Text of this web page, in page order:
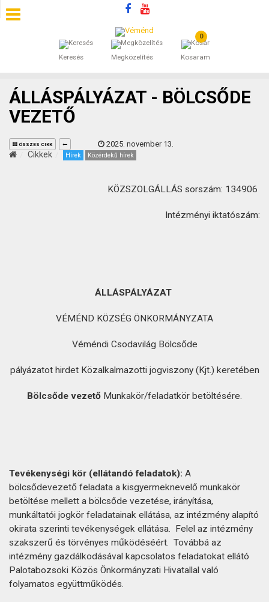
Keresés Megközelítés
0
Kosaram
SZÁLLÁSOK
ÁLTALÁNOS SZERZŐDÉSI FELTÉTELEK
KINCSES BARANYA VÉMÉND
ÁLLÁSPÁLYÁZAT - BÖLCSŐDE
VEZETŐ
ÖSSZES CIKK 2025. november 13.
Cikkek Hírek Közérdekű hírek
KÖZSZOLGÁLLÁS sorszám: 134906
Intézményi iktatószám:
ÁLLÁSPÁLYÁZAT
VÉMÉND KÖZSÉG ÖNKORMÁNYZATA
Véméndi Csodavilág Bölcsőde
pályázatot hirdet Közalkalmazotti jogviszony (Kjt.) keretében
Bölcsőde vezető Munkakör/feladatkör betöltésére.
Tevékenységi kör (ellátandó feladatok): A
bölcsődevezető feladata a kisgyermeknevelő munkakör
betöltése mellett a bölcsőde vezetése, irányítása,
munkáltatói jogkör feladatainak ellátása, az intézmény alapító
okirata szerinti tevékenységek ellátása. Felel az intézmény
szakszerű és törvényes működéséért. Továbbá az
intézmény gazdálkodásával kapcsolatos feladatokat ellátó
Palotabozsoki Közös Önkormányzati Hivatallal való
folyamatos együttműködés.